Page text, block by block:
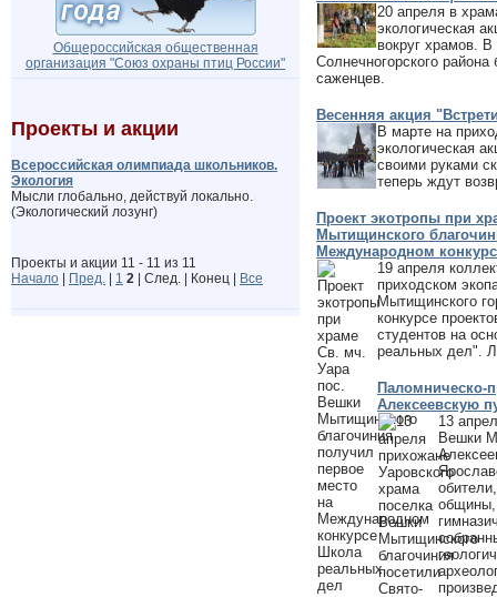
20 апреля в
экологическая
вокруг храмов.
Солнечногорского
саженцев.
Весенняя акция
В марте на
экологическая
своими руками
теперь ждут
Проект экотропы при
Мытищинского
Международном
19 апреля
приходском
Мытищинского
конкурсе
студентов на
реальных дел".
Паломническо-
Алексеевскую
13
Вешки
общины,
Общероссийская общественная
организация "Cоюз охраны птиц России"
Проекты и акции
Всероссийская олимпиада школьников.
Экология
Мысли глобально, действуй локально.
(Экологический лозунг)
Проекты и акции 11 - 11 из 11
Начало | Пред. | 1 2 | След. | Конец | Все